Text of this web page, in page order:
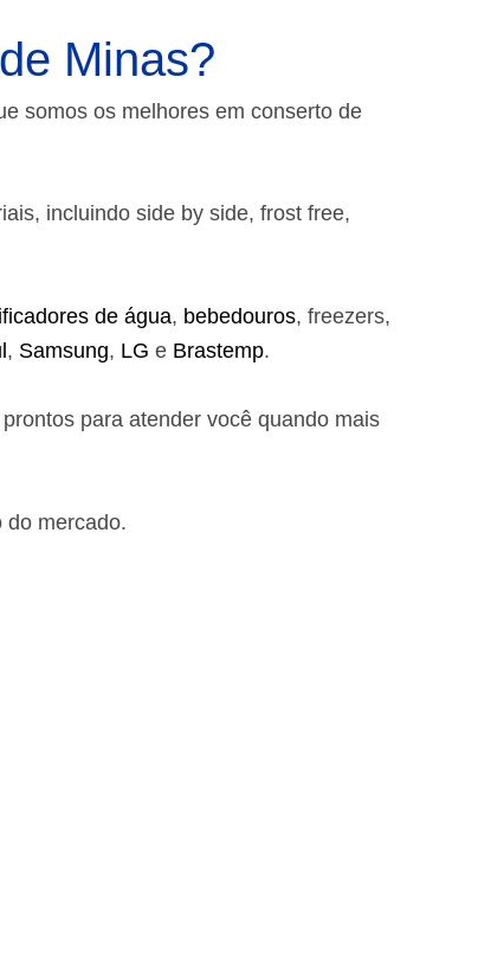
Minas?
somos os melhores em conserto de
incluindo side by side, frost free,
de água, bebedouros, freezers,
, Samsung, LG e Brastemp.
para atender você quando mais
do mercado.